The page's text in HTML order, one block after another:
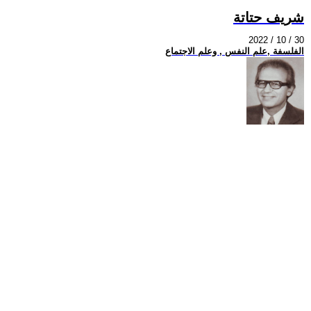
شريف حتاتة
2022 / 10 / 30
الفلسفة ,علم النفس , وعلم الاجتماع